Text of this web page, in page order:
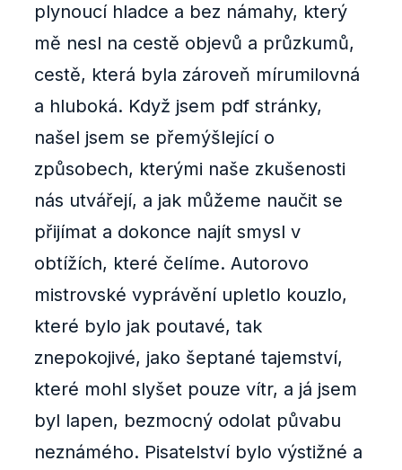
plynoucí hladce a bez námahy, který
mě nesl na cestě objevů a průzkumů,
cestě, která byla zároveň mírumilovná
a hluboká. Když jsem pdf stránky,
našel jsem se přemýšlející o
způsobech, kterými naše zkušenosti
nás utvářejí, a jak můžeme naučit se
přijímat a dokonce najít smysl v
obtížích, které čelíme. Autorovo
mistrovské vyprávění upletlo kouzlo,
které bylo jak poutavé, tak
znepokojivé, jako šeptané tajemství,
které mohl slyšet pouze vítr, a já jsem
byl lapen, bezmocný odolat půvabu
neznámého. Pisatelství bylo výstižné a